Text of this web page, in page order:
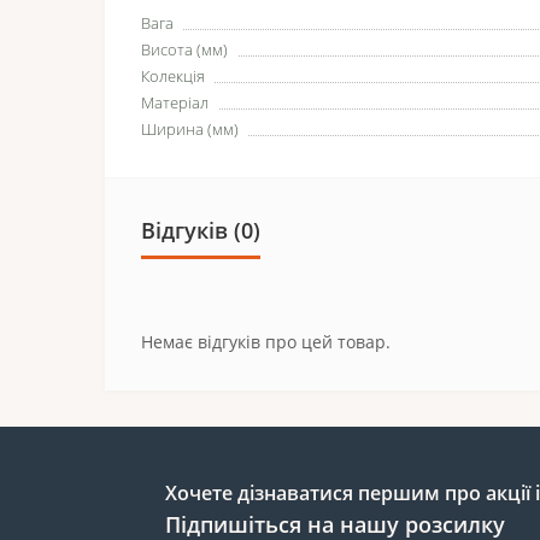
Вага
Висота (мм)
Колекція
Матеріал
Ширина (мм)
Відгуків (0)
Немає відгуків про цей товар.
Хочете дізнаватися першим про акції
Підпишіться на нашу розсилку